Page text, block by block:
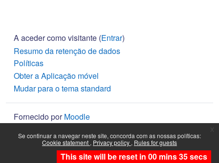
Se continuar a navegar neste site, concorda com as nossas políticas:
Cookie statement Privacy policy Rules for guests
Continuar
A aceder como visitante (Entrar)
Resumo da retenção de dados
Políticas
Obter a Aplicação móvel
Mudar para o tema standard
Fornecido porMoodle
This site will be reset in 00 mins 35 secs